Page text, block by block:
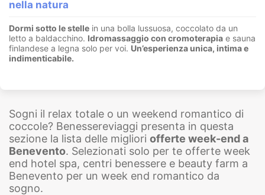
nella natura
Dormi sotto le stelle in una bolla lussuosa, coccolato da un
letto a baldacchino. Idromassaggio con cromoterapia e sauna
finlandese a legna solo per voi. Un’esperienza unica, intima e
indimenticabile.
Sogni il relax totale o un weekend romantico di
coccole? Benessereviaggi presenta in questa
sezione la lista delle migliori offerte week-end a
Benevento. Selezionati solo per te offerte week
end hotel spa, centri benessere e beauty farm a
Benevento per un week end romantico da
sogno.